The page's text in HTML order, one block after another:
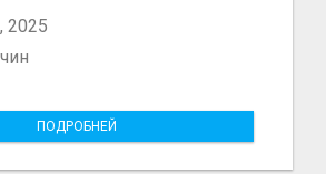
2025
ПОДРОБНЕЙ